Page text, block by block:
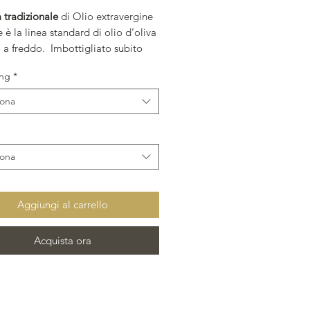
tradizionaledi Olio extravergine
è la linea standard di olio d’oliva
a freddo. Imbottigliato subito
la sua fragranza.
verde brillante e dal sapore
corposo è un olio ideale durante
*
Aggiungi al carrello
Acquista ora